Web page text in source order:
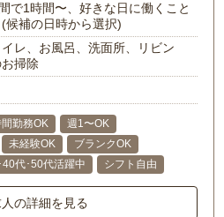
で1時間〜、好きな日に働くこと
候補の日時から選択)
レ、お風呂、洗面所、リビン
掃除
勤務OK
週1〜OK
未経験OK
ブランクOK
40代･50代活躍中 シフト自由
の詳細を見る